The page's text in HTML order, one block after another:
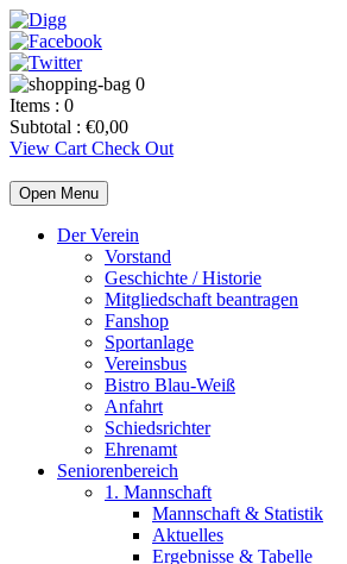
0
Items : 0
Subtotal : €0,00
View Cart Check Out
Open Menu
Der Verein
Vorstand
Geschichte / Historie
Mitgliedschaft beantragen
Fanshop
Sportanlage
Vereinsbus
Bistro Blau-Weiß
Anfahrt
Schiedsrichter
Ehrenamt
Seniorenbereich
1. Mannschaft
Mannschaft & Statistik
Aktuelles
Ergebnisse & Tabelle